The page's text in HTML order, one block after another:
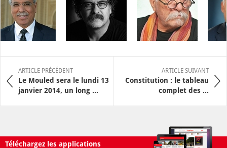
ARTICLE PRÉCÉDENT
Le Mouled sera le lundi 13
janvier 2014, un long ...
ARTICLE SUIVANT
Constitution : le tableau
complet des ...
Téléchargez les applications